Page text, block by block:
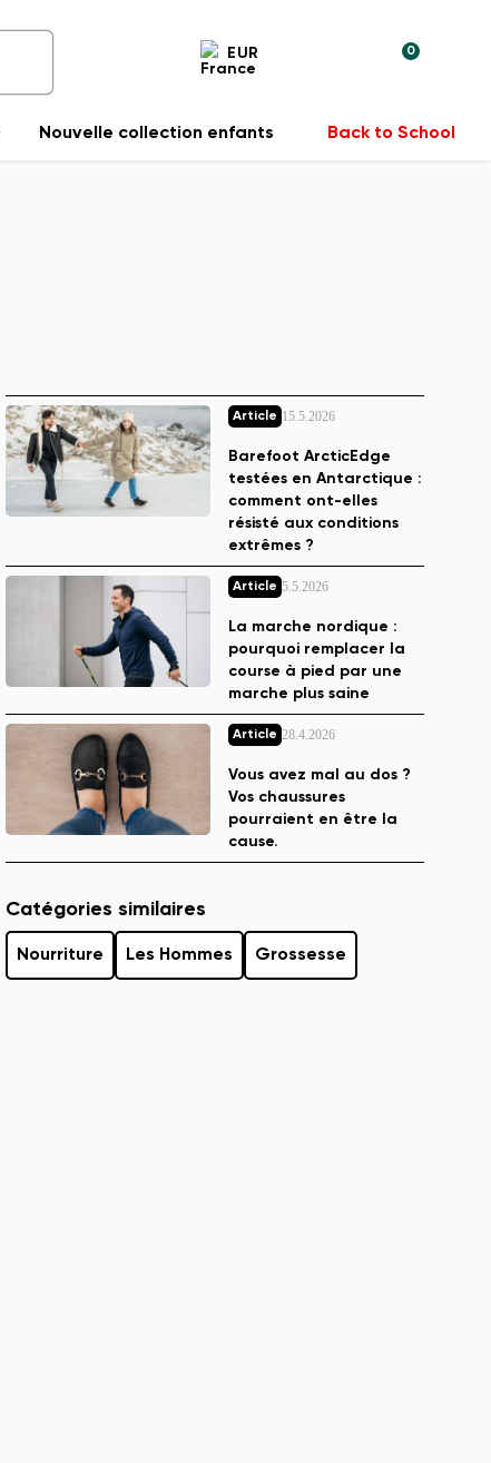
EUR 0
Nouvelle collection enfants Back to School
Article 15.5.2026
Barefoot ArcticEdge
testées en Antarctique :
comment ont-elles
résisté aux conditions
extrêmes ?
Article 5.5.2026
La marche nordique :
pourquoi remplacer la
course à pied par une
marche plus saine
Article 28.4.2026
Vous avez mal au dos ?
Vos chaussures
pourraient en être la
cause.
Catégories similaires
Nourriture Les Hommes Grossesse